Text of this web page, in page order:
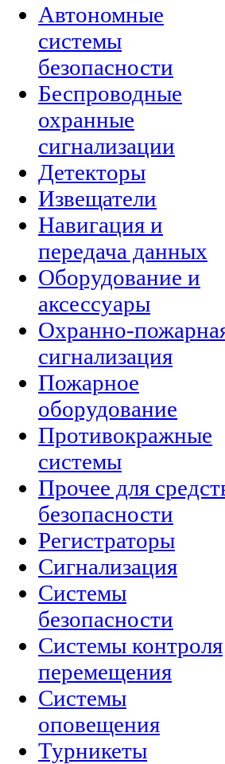
Автономные
системы
безопасности
Беспроводные
охранные
сигнализации
Детекторы
Извещатели
Навигация и
передача данных
Оборудование и
аксессуары
Охранно-
сигнализация
Пожарное
оборудование
Противокражные
системы
Прочее для
безопасности
Регистраторы
Сигнализация
Системы
безопасности
Системы контроля
перемещения
Системы
оповещения
Турникеты